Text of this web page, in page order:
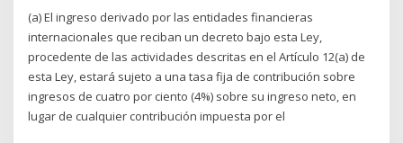
(a) El ingreso derivado por las entidades financieras
internacionales que reciban un decreto bajo esta Ley,
procedente de las actividades descritas en el Artículo 12(a) de
esta Ley, estará sujeto a una tasa fija de contribución sobre
ingresos de cuatro por ciento (4%) sobre su ingreso neto, en
lugar de cualquier contribución impuesta por el